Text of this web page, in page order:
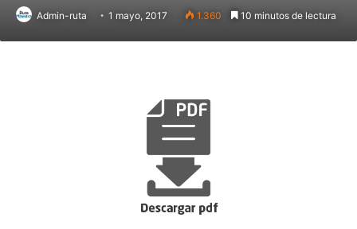
Admin-ruta 1 mayo, 2017 1.360 10 minutos de lectura